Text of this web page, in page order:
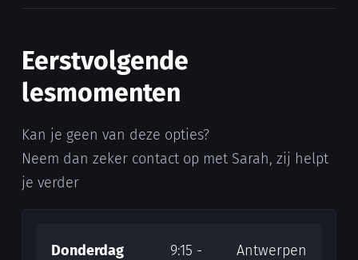
Eerstvolgende
lesmomenten
Kan je geen van deze opties?
Neem dan zeker contact op met Sarah, zij helpt
je verder
Donderdag
9:15 -
Antwerpen